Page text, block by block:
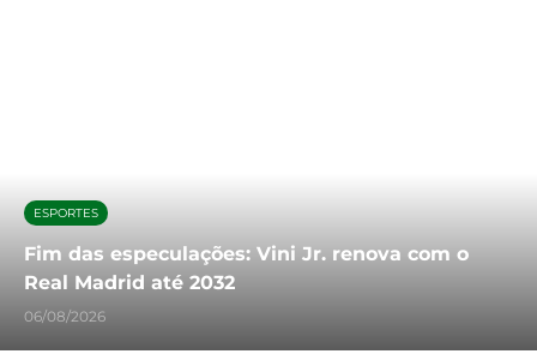
ESPORTES
Fim das especulações: Vini Jr. renova com o
Real Madrid até 2032
06/08/2026